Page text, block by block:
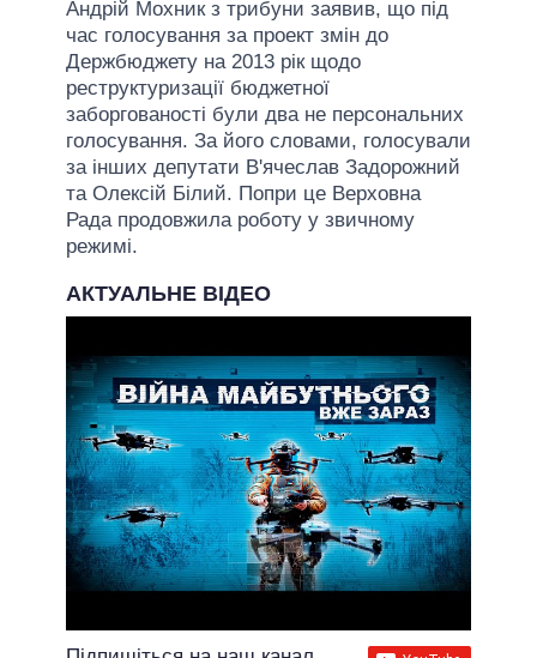
Андрій Мохник з трибуни заявив, що під
час голосування за проект змін до
Держбюджету на 2013 рік щодо
реструктуризації бюджетної
заборгованості були два не персональних
голосування. За його словами, голосували
за інших депутати В'ячеслав Задорожний
та Олексій Білий. Попри це Верховна
Рада продовжила роботу у звичному
режимі.
АКТУАЛЬНЕ ВІДЕО